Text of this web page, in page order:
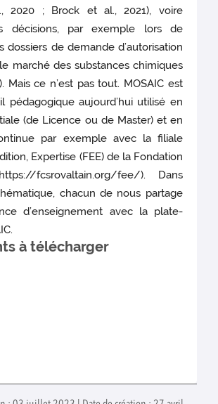
2020 ; Brock et al., 2021), voire
décisions, par exemple lors de
dossiers de demande d’autorisation
marché des substances chimiques
Mais ce n’est pas tout. MOSAIC est
pédagogique aujourd’hui utilisé en
(de Licence ou de Master) et en
par exemple avec la filiale
Expertise (FEE) de la Fondation
fcsrovaltain.org/fee/). Dans
chacun de nous partage
d’enseignement avec la plate-
à télécharger